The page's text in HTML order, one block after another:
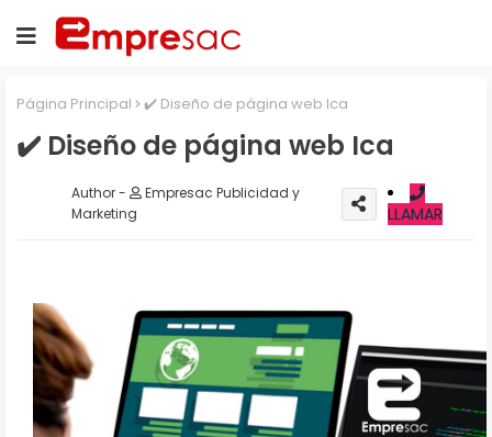
Página Principal ✔️ Diseño de página web Ica
✔️ Diseño de página web Ica
Empresac Publicidad y
Marketing
LLAMAR